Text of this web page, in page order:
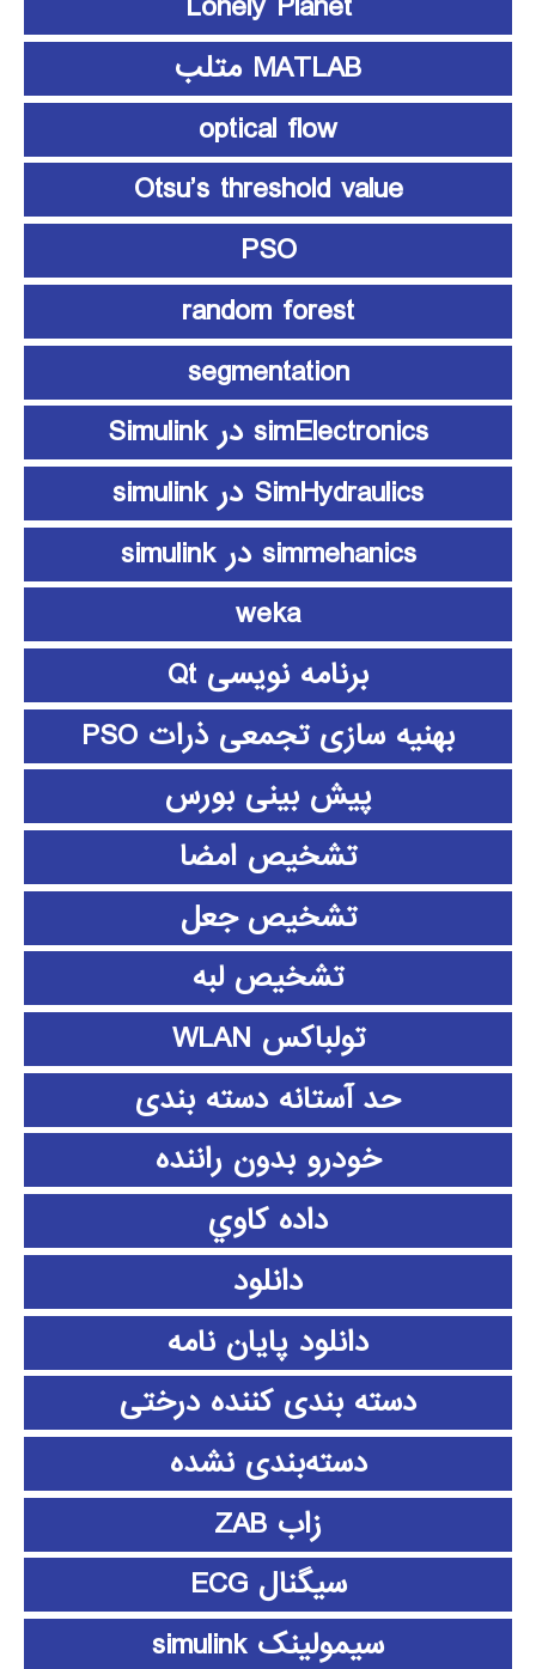
MATLAB متلب
optical flow
Otsu’s threshold value
PSO
random forest
segmentation
simElectronics در Simulink
SimHydraulics در simulink
simmehanics در simulink
weka
برنامه نویسی Qt
بهنیه سازی تجمعی ذرات PSO
پیش بینی بورس
تشخیص امضا
تشخیص جعل
تشخیص لبه
تولباکس WLAN
حد آستانه دسته بندی
خودرو بدون راننده
داده كاوي
دانلود
دانلود پايان نامه
دسته بندی کننده درختی
دسته‌بندی نشده
زاب ZAB
سیگنال ECG
سیمولینک simulink